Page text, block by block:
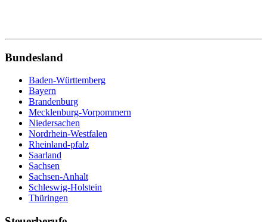
Bundesland
Baden-Württemberg
Bayern
Brandenburg
Mecklenburg-Vorpommern
Niedersachen
Nordrhein-Westfalen
Rheinland-pfalz
Saarland
Sachsen
Sachsen-Anhalt
Schleswig-Holstein
Thüringen